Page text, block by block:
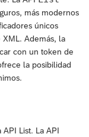
más modernos
únicos
Además, la
con un token de
la posibilidad
List. La API